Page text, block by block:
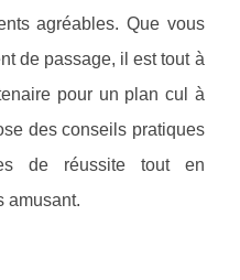
agréables. Que vous
de passage, il est tout à
pour un plan cul à
des conseils pratiques
de réussite tout en
amusant.